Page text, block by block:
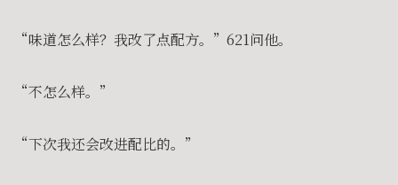
“味道怎么样？我改了点配方。”621问他。
“不怎么样。”
“下次我还会改进配比的。”